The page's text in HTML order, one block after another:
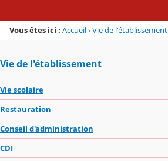
Vous êtes ici : Accueil›Vie de l'établissement
Vie de l'établissement
Vie scolaire
Restauration
Conseil d'administration
CDI